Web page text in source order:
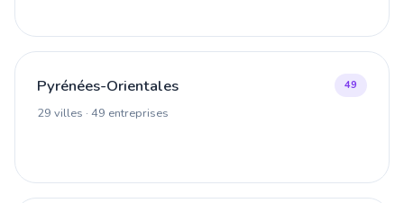
Pyrénées-Orientales
29 villes · 49 entreprises
49